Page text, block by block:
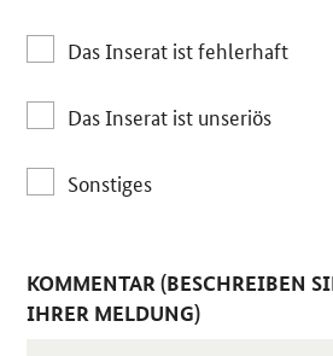
Das Inserat ist fehlerhaft
Das Inserat ist unseriös
Sonstiges
KOMMENTAR (BESCHREIBEN
IHRER MELDUNG)